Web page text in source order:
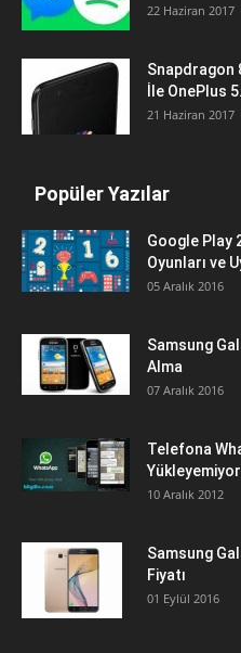
22 Haziran 2017
Snapdragon
İle OnePlus
21 Haziran 2017
Popüler Yazılar
Google Play
Oyunları ve
05 Aralık 2016
Samsung
Alma
07 Aralık 2016
Telefona
10 Aralık 2012
Samsung
Fiyatı
01 Eylül 2016